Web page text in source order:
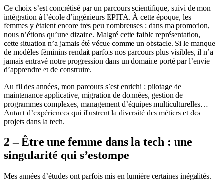
Ce choix s’est concrétisé par un parcours scientifique, suivi de mon
intégration à l’école d’ingénieurs EPITA. À cette époque, les
femmes y étaient encore très peu nombreuses : dans ma promotion,
nous n’étions qu’une dizaine. Malgré cette faible représentation,
cette situation n’a jamais été vécue comme un obstacle. Si le manque
de modèles féminins rendait parfois nos parcours plus visibles, il n’a
jamais entravé notre progression dans un domaine porté par l’envie
d’apprendre et de construire.
Au fil des années, mon parcours s’est enrichi : pilotage de
maintenance applicative, migration de données, gestion de
programmes complexes, management d’équipes multiculturelles…
Autant d’expériences qui illustrent la diversité des métiers et des
projets dans la tech.
2 – Être une femme dans la tech : une
singularité qui s’estompe
Mes années d’études ont parfois mis en lumière certaines inégalités.